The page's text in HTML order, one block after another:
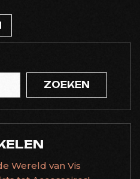
ZOEKEN
Wereld van Vis